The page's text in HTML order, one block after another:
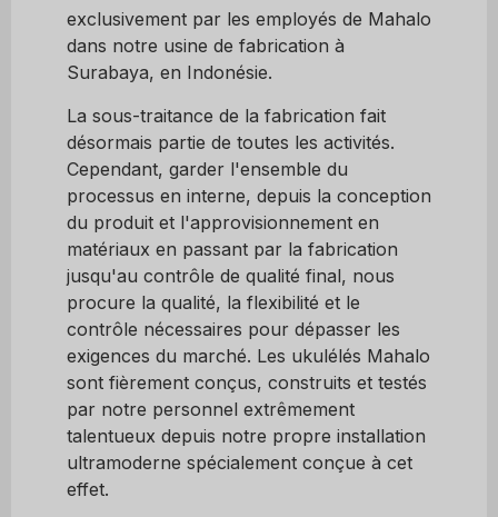
exclusivement par les employés de Mahalo
dans notre usine de fabrication à
Surabaya, en Indonésie.
La sous-traitance de la fabrication fait
désormais partie de toutes les activités.
Cependant, garder l'ensemble du
processus en interne, depuis la conception
du produit et l'approvisionnement en
matériaux en passant par la fabrication
jusqu'au contrôle de qualité final, nous
procure la qualité, la flexibilité et le
contrôle nécessaires pour dépasser les
exigences du marché. Les ukulélés Mahalo
sont fièrement conçus, construits et testés
par notre personnel extrêmement
talentueux depuis notre propre installation
ultramoderne spécialement conçue à cet
effet.